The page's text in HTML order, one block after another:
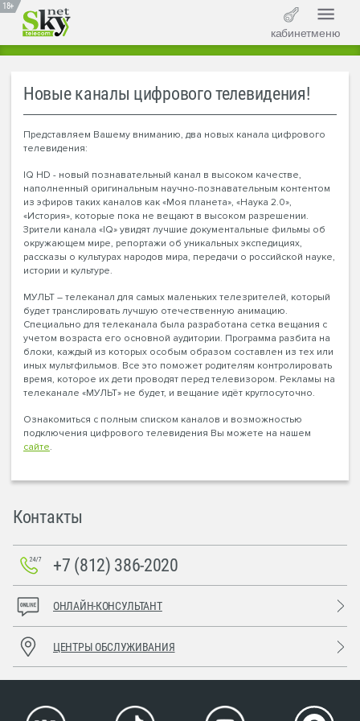
18+
кабинетменю
Новые каналы цифрового телевидения!
Представляем Вашему вниманию, два новых канала цифрового
телевидения:
IQ HD - новый познавательный канал в высоком качестве,
наполненный оригинальным научно-познавательным контентом
из эфиров таких каналов как «Моя планета», «Наука 2.0»,
«История», которые пока не вещают в высоком разрешении.
Зрители канала «IQ» увидят лучшие документальные фильмы об
окружающем мире, репортажи об уникальных экспедициях,
рассказы о культурах народов мира, передачи о российской науке,
истории и культуре.
МУЛЬТ – телеканал для самых маленьких телезрителей, который
будет транслировать лучшую отечественную анимацию.
Специально для телеканала была разработана сетка вещания с
учетом возраста его основной аудитории. Программа разбита на
блоки, каждый из которых особым образом составлен из тех или
иных мультфильмов. Все это поможет родителям контролировать
время, которое их дети проводят перед телевизором. Рекламы на
телеканале «МУЛЬТ» не будет, и вещание идёт круглосуточно.
Ознакомиться с полным списком каналов и возможностью
подключения цифрового телевидения Вы можете на нашем
сайте.
Контакты
+7 (812) 386-2020
ОНЛАЙН-КОНСУЛЬТАНТ
ЦЕНТРЫ ОБСЛУЖИВАНИЯ